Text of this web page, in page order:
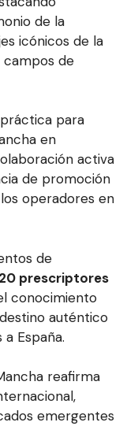
de la
icónicos de la
campos de
para
en
activa
de promoción
operadores en
de
20 prescriptores
conocimiento
auténtico
España.
reafirma
emergentes